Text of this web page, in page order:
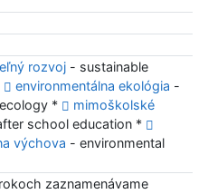
rozvoj- sustainable
environmentálna ekológia -
*
mimoškolské
school education *
výchova - environmental
zaznamenávame